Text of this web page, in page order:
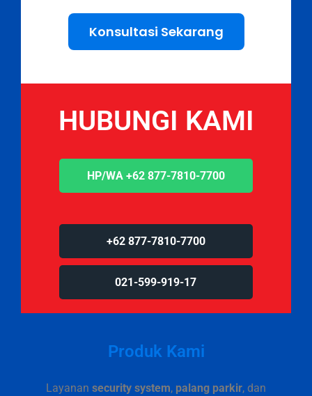
Konsultasi Sekarang
HUBUNGI KAMI
HP/WA +62 877-7810-7700
+62 877-7810-7700
021-599-919-17
Produk Kami
Layanan security system, palang parkir, dan